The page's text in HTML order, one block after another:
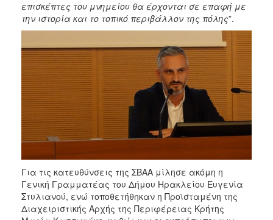
επισκέπτες του μνημείου θα έρχονται σε επαφή με
την ιστορία και το τοπικό περιβάλλον της πόλης”.
Για τις κατευθύνσεις της ΣΒΑΑ μίλησε ακόμη η
Γενική Γραμματέας του Δήμου Ηρακλείου Ευγενία
Στυλιανού, ενώ τοποθετήθηκαν η Προϊσταμένη της
Διαχειριστικής Αρχής της Περιφέρειας Κρήτης